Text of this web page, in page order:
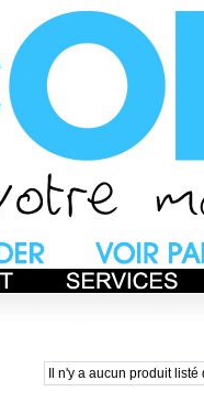
Il n'y a aucun produit